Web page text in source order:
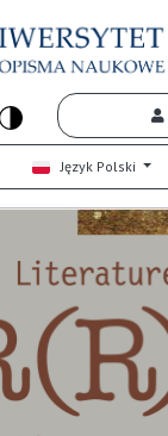
Język Polski